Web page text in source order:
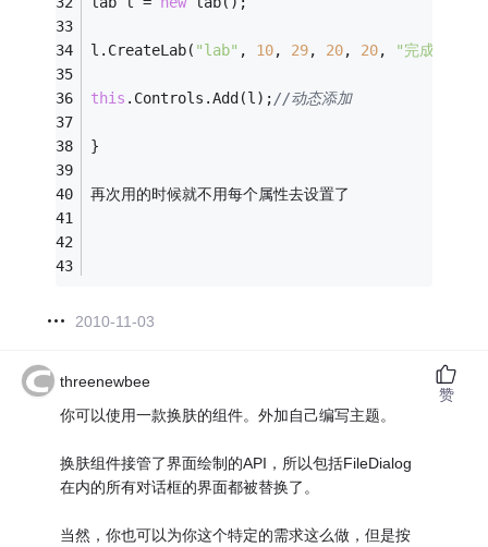
l.CreateLab( "lab" , 10, 29, 20, 20, "完成"
this .Controls.Add(l);//动态添加
}
再次用的时候就不用每个属性去设置了
2010-11-03
threenewbee
你可以使用一款换肤的组件。外加自己编写主题。
换肤组件接管了界面绘制的API，所以包括FileDialog
在内的所有对话框的界面都被替换了。
当然，你也可以为你这个特定的需求这么做，但是按
赞